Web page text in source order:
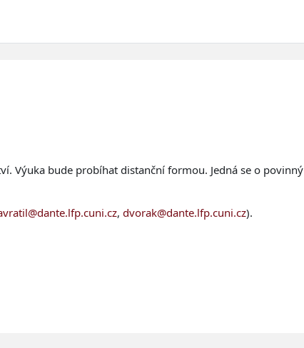
Výuka bude probíhat distanční formou. Jedná se o povinný
, dvorak@dante.lfp.cuni.cz).